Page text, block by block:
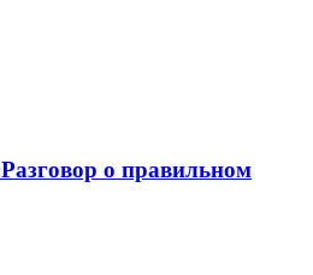
о правильном